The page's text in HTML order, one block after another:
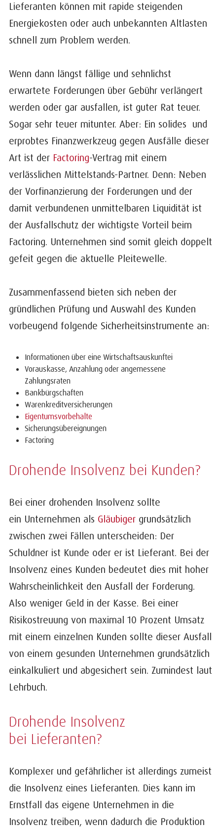
Lieferanten können mit rapide steigenden
Energiekosten oder auch unbekannten Altlasten
schnell zum Problem werden.
Wenn dann längst fällige und sehnlichst
erwartete Forderungen über Gebühr verlängert
werden oder gar ausfallen, ist guter Rat teuer.
Sogar sehr teuer mitunter. Aber: Ein solides und
erprobtes Finanzwerkzeug gegen Ausfälle dieser
Art ist der Factoring-Vertrag mit einem
verlässlichen Mittelstands-Partner. Denn: Neben
der Vorfinanzierung der Forderungen und der
damit verbundenen unmittelbaren Liquidität ist
der Ausfallschutz der wichtigste Vorteil beim
Factoring. Unternehmen sind somit gleich doppelt
gefeit gegen die aktuelle Pleitewelle.
Zusammenfassend bieten sich neben der
gründlichen Prüfung und Auswahl des Kunden
vorbeugend folgende Sicherheitsinstrumente an:
Informationen über eine Wirtschaftsauskunftei
Vorauskasse, Anzahlung oder angemessene
Zahlungsraten
Bankbürgschaften
Warenkreditversicherungen
Eigentumsvorbehalte
Sicherungsübereignungen
Factoring
Drohende Insolvenz bei Kunden?
Bei einer drohenden Insolvenz sollte
ein Unternehmen als Gläubiger grundsätzlich
zwischen zwei Fällen unterscheiden: Der
Schuldner ist Kunde oder er ist Lieferant. Bei der
Insolvenz eines Kunden bedeutet dies mit hoher
Wahrscheinlichkeit den Ausfall der Forderung.
Also weniger Geld in der Kasse. Bei einer
Risikostreuung von maximal 10 Prozent Umsatz
mit einem einzelnen Kunden sollte dieser Ausfall
von einem gesunden Unternehmen grundsätzlich
einkalkuliert und abgesichert sein. Zumindest laut
Lehrbuch.
Drohende Insolvenz
bei Lieferanten?
Komplexer und gefährlicher ist allerdings zumeist
die Insolvenz eines Lieferanten. Dies kann im
Ernstfall das eigene Unternehmen in die
Insolvenz treiben, wenn dadurch die Produktion